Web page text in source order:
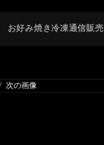
お好み焼き冷凍通信販売
次の画像